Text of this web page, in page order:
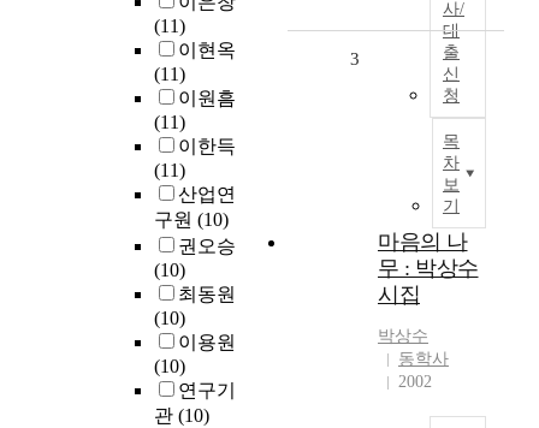
(11)
이현옥
(11)
이원흠
(11)
이한득
(11)
산업연
구원 (10)
권오승
(10)
최동원
(10)
이용원
(10)
연구기
관 (10)
사/
대
출
신
청
목
차
보
기
3
마음의 나
무 : 박상수
시집
박상수
동학사
2002